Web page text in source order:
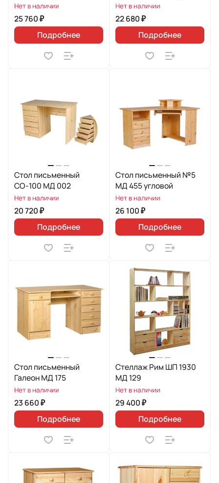
Нет в наличии
25 760 ₽
Подробнее
Нет в наличии
22 680 ₽
Подробнее
Стол письменный
СО-100 МД 002
Нет в наличии
20 720 ₽
Подробнее
Стол письменный №5
МД 455 угловой
Нет в наличии
26 100 ₽
Подробнее
Стол письменный
Галеон МД 175
Нет в наличии
23 660 ₽
Подробнее
Стеллаж Рим ШП 1930
МД 129
Нет в наличии
29 400 ₽
Подробнее